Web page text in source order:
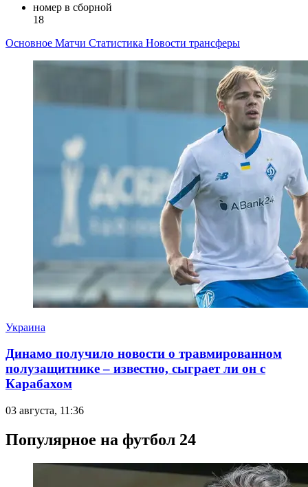
номер в сборной
18
Основное Матчи Статистика Новости трансферы
Украина
Динамо получило новости о травмированном
полузащитнике – известно, сыграет ли он с
Карабахом
03 августа, 11:36
Популярное на футбол 24